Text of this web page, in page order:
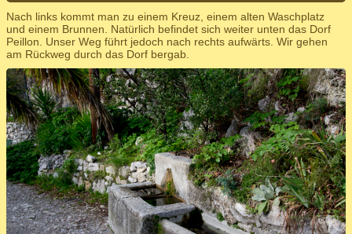
Nach links kommt man zu einem Kreuz, einem alten Waschplatz
und einem Brunnen. Natürlich befindet sich weiter unten das Dorf
Peillon. Unser Weg führt jedoch nach rechts aufwärts. Wir gehen
am Rückweg durch das Dorf bergab.